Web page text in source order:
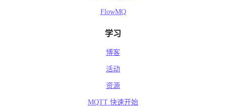
FlowMQ
学习
博客
活动
资源
MQTT 快速开始